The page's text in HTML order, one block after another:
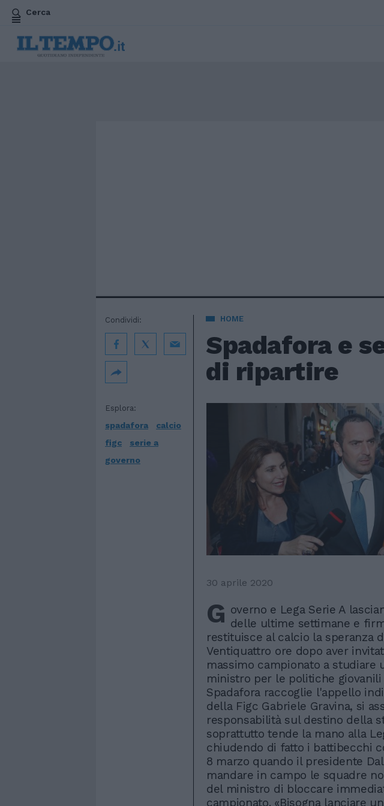
Cerca
HOME
Spadafora e
di ripartire
Esplora:
spadafora
calcio
figc
serie a
governo
Condividi:
30 aprile 2020
G overno e Lega Serie A
delle ultime settimane e
restituisce al calcio la speranza
Ventiquattro ore dopo aver
massimo campionato a studiare
ministro per le politiche
Spadafora raccoglie l'appello
della Figc Gabriele Gravina, si
responsabilità sul destino della
soprattutto tende la mano alla
chiudendo di fatto i battibecchi
8 marzo quando il presidente
mandare in campo le squadre
del ministro di bloccare
campionato. «Bisogna lanciare